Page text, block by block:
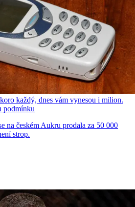
každý, dnes vám vynesou i milion.
podmínku
na českém Aukru prodala za 50 000
strop.